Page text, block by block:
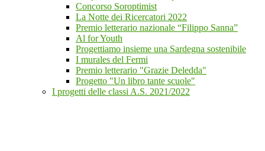
Concorso Soroptimist
La Notte dei Ricercatori 2022
Premio letterario nazionale “Filippo Sanna”
Al for Youth
Progettiamo insieme una Sardegna sostenibile
I murales del Fermi
Premio letterario "Grazie Deledda"
Progetto "Un libro tante scuole"
I progetti delle classi A.S. 2021/2022